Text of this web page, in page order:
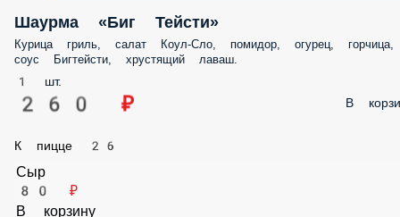
Шаурма «Биг Тейсти»
Курица гриль, салат Коул-Сло, помидор, огурец, горчица, соус
Бигтейсти, хрустящий лаваш.
1 шт.
260 ₽ В
К пицце 26
Сыр
80 ₽